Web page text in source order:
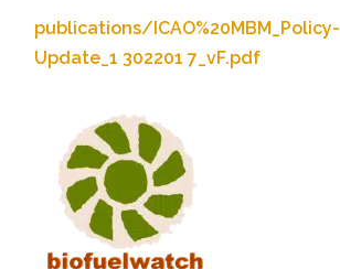
publications/ICAO%20MBM_Policy-
Update_1 302201 7_vF.pdf